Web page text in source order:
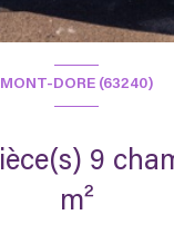
MONT-DORE (63240)
m²